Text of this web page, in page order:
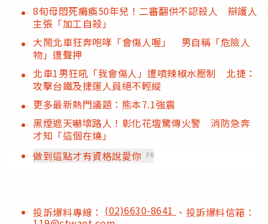
8旬母悶死癱瘓50年兒！二審翻供不認殺人 辯護人
主張「加工自殺」
大鬧北車狂奔咆哮「會傷人喔」 男自稱「危險人
物」遭聲押
北車1男狂吼「我會傷人」遭噴辣椒水壓制 北捷：
攻擊台鐵及捷運人員絕不輕縱
更多最新熱門議題：熊本7.1強震
黑煙遮天嚇壞路人！彰化花壇驚傳火警 消防急奔
才知「這個在燒」
做到這點才有資格說愛你 PR
投訴爆料專線： (02)6630-8641 、投訴爆料信箱：